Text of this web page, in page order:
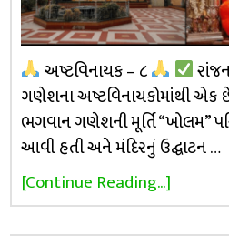
અષ્ટવિનાયક – ૮
ગણેશના અષ્ટવિનાયકોમાંથી એક
ભગવાન ગણેશની મૂર્તિ “ખોલમ”
આવી હતી અને મંદિરનું ઉદ્ઘાટન …
[Continue Reading...]